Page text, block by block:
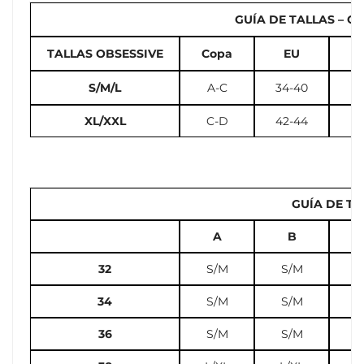
GUÍA DE TALLAS –
TALLAS OBSESSIVE Copa EU
S/M/L A-C 34-40
XL/XXL C-D 42-44
GUÍA DE
A B
32 S/M S/M
34 S/M S/M
36 S/M S/M